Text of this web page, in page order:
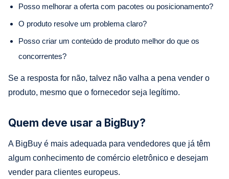
Posso melhorar a oferta com pacotes ou posicionamento?
O produto resolve um problema claro?
Posso criar um conteúdo de produto melhor do que os
concorrentes?
Se a resposta for não, talvez não valha a pena vender o
produto, mesmo que o fornecedor seja legítimo.
Quem deve usar a BigBuy?
A BigBuy é mais adequada para vendedores que já têm
algum conhecimento de comércio eletrônico e desejam
vender para clientes europeus.